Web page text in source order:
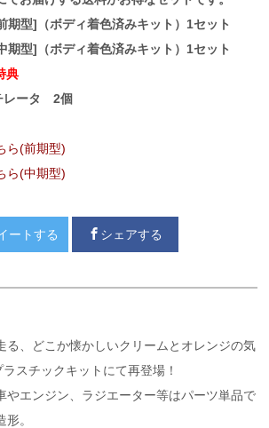
期型]（ボディ着色済みキット）1セット
期型]（ボディ着色済みキット）1セット
典
レータ 2個
ら(前期型)
ら(中期型)
ートする シェアする
る、どこか懐かしいクリームとオレンジの気
スチックキットにて再登場！
やエンジン、ラジエーター等はパーツ単品で
。